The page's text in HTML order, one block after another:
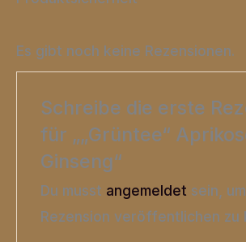
Es gibt noch keine Rezensionen.
Schreibe die erste
für „„Grüntee“
Ginseng“
Du musst angemeldet sein,
Rezension veröffentlichen zu